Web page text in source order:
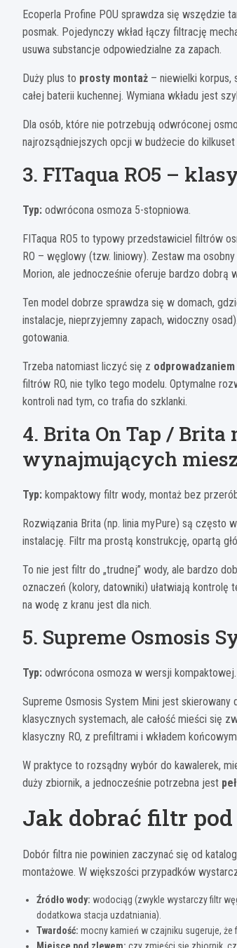
Ecoperla Profine POU sprawdza się wszędzie
posmak. Pojedynczy wkład łączy filtrację
usuwa substancje odpowiedzialne za zapach.
Duży plus to prosty montaż – niewielki korpus,
całej baterii kuchennej. Wymiana wkładu jest
Dla osób, które nie potrzebują odwróconej
najrozsądniejszych opcji w budżecie do kilkuset
3. FITaqua RO5 –
Typ: odwrócona osmoza 5-stopniowa.
FITaqua RO5 to typowy przedstawiciel filtrów
RO – węglowy (tzw. liniowy). Zestaw ma
Morion, ale jednocześnie oferuje bardzo dobrą
Ten model dobrze sprawdza się w domach,
instalacje, nieprzyjemny zapach, widoczny
gotowania.
Trzeba natomiast liczyć się z
filtrów RO, nie tylko tego modelu. Optymalne
kontroli nad tym, co trafia do szklanki.
4. Brita On Tap /
wynajmujących
Typ: kompaktowy filtr wody, montaż bez
Rozwiązania Brita (np. linia myPure) są często
instalację. Filtr ma prostą konstrukcję, opartą
To nie jest filtr do „trudnej” wody, ale bardzo
oznaczeń (kolory, datowniki) ułatwiają kontrolę
na wodę z kranu jest dla nich.
5. Supreme Osmosis
Typ: odwrócona osmoza w wersji kompaktowej.
Supreme Osmosis System Mini jest
klasycznych systemach, ale całość mieści się
klasyczny RO, z prefiltrami i wkładem
W praktyce to rozsądny wybór do kawalerek,
duży zbiornik, a jednocześnie potrzebna jest
Jak dobrać filtr
Dobór filtra nie powinien zaczynać się od
montażowe. W większości przypadków
Źródło wody: wodociąg (zwykle wystarczy filtr
dodatkowa stacja uzdatniania).
Twardość: mocny kamień w czajniku sugeruje,